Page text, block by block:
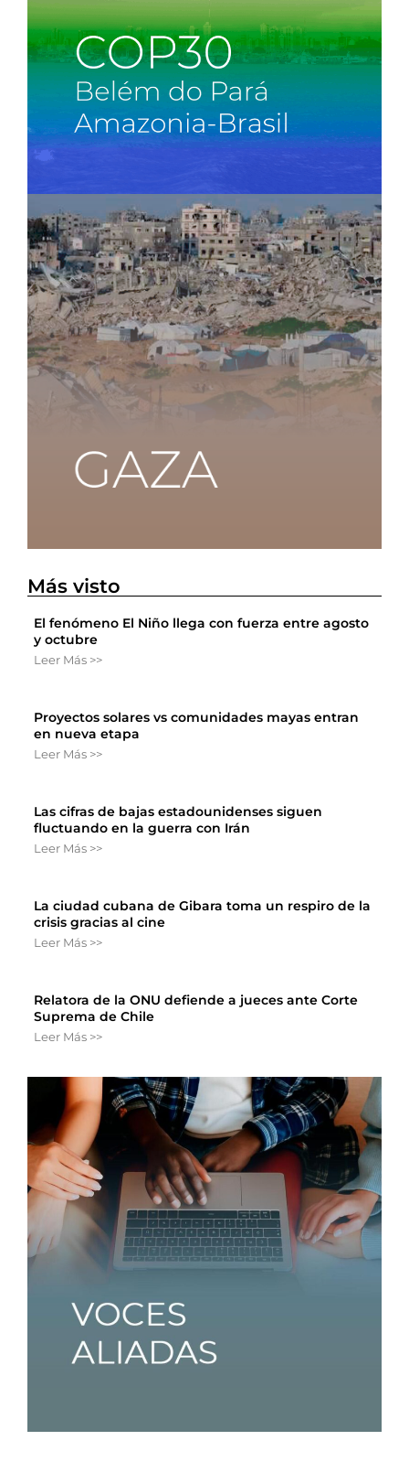
Más visto
El fenómeno El Niño llega con fuerza entre agosto
y octubre
Leer Más >>
Proyectos solares vs comunidades mayas entran
en nueva etapa
Leer Más >>
Las cifras de bajas estadounidenses siguen
fluctuando en la guerra con Irán
Leer Más >>
La ciudad cubana de Gibara toma un respiro de la
crisis gracias al cine
Leer Más >>
Relatora de la ONU defiende a jueces ante Corte
Suprema de Chile
Leer Más >>